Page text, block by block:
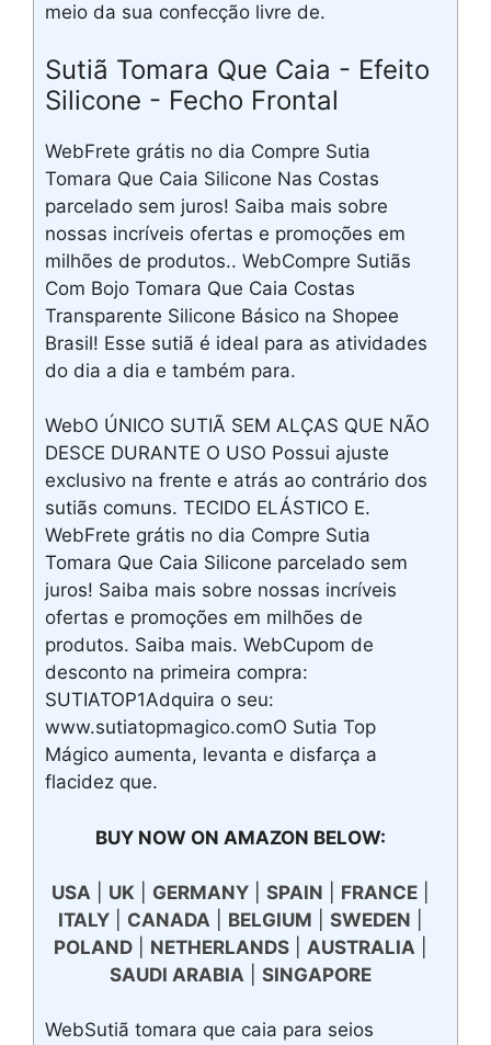
meio da sua confecção livre de.
Sutiã Tomara Que Caia - Efeito
Silicone - Fecho Frontal
WebFrete grátis no dia Compre Sutia
Tomara Que Caia Silicone Nas Costas
parcelado sem juros! Saiba mais sobre
nossas incríveis ofertas e promoções em
milhões de produtos.. WebCompre Sutiãs
Com Bojo Tomara Que Caia Costas
Transparente Silicone Básico na Shopee
Brasil! Esse sutiã é ideal para as atividades
do dia a dia e também para.
WebO ÚNICO SUTIÃ SEM ALÇAS QUE NÃO
DESCE DURANTE O USO Possui ajuste
exclusivo na frente e atrás ao contrário dos
sutiãs comuns. TECIDO ELÁSTICO E.
WebFrete grátis no dia Compre Sutia
Tomara Que Caia Silicone parcelado sem
juros! Saiba mais sobre nossas incríveis
ofertas e promoções em milhões de
produtos. Saiba mais. WebCupom de
desconto na primeira compra:
SUTIATOP1Adquira o seu:
www.sutiatopmagico.comO Sutia Top
Mágico aumenta, levanta e disfarça a
flacidez que.
BUY NOW ON AMAZON BELOW:
USA UK GERMANY| SPAIN FRANCE|
ITALY| CANADA BELGIUM SWEDEN
POLAND| NETHERLANDS| AUSTRALIA
SAUDI ARABIA
SINGAPORE
WebSutiã tomara que caia para seios